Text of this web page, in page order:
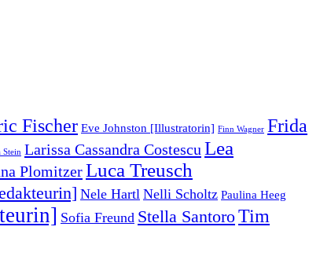
Fischer Eve Johnston [Illustratorin] Finn Wagner Frida
Stein Larissa Cassandra Costescu Lea
PlomitzerLuca Treusch
Nele Hartl Nelli Scholtz Paulina Heeg
Sofia Freund Stella SantoroTim